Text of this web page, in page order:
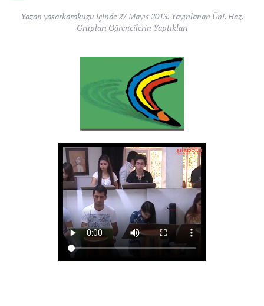
Yazan yasarkarakuzu içinde 27 Mayıs 2013. Yayınlanan Üni. Haz.
Grupları Öğrencilerin Yaptıkları